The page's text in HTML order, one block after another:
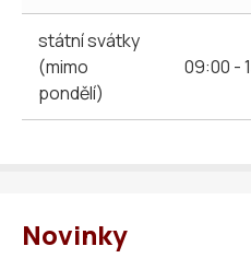
státní svátky
(mimo
pondělí)
09:00 -
Novinky